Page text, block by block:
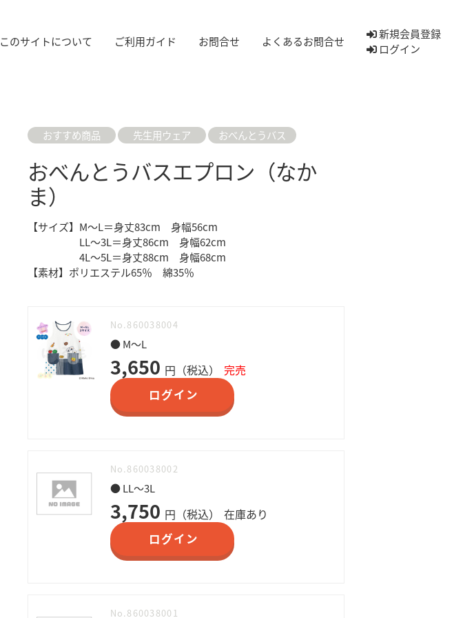
このサイトについて ご利用ガイド お問合せ よくあるお問合せ
新規会員登録
ログイン
おすすめ商品 先生用ウェア おべんとうバス
おべんとうバスエプロン（なか
ま）
【サイズ】M～L＝身丈83cm 身幅56cm
LL〜3L＝身丈86cm 身幅62cm
4L〜5L＝身丈88cm 身幅68cm
【素材】ポリエステル65％ 綿35％
No.860038004
● M～L
3,650 円（税込）
完売
ログイン
No.860038002
● LL～3L
3,750 円（税込）
在庫あり
ログイン
No.860038001